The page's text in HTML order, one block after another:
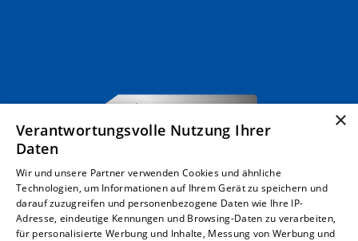
Abläufe auf Verschmutzungen
oder Verstopfungen zu überprüfen.
Auch die Ansaug- und
Ausblasöffnungen sollten geprüft
und gegebenenfalls gereinigt
werden.
×
Verantwortungsvolle Nutzung Ihrer
Daten
Wir und unsere Partner verwenden Cookies und ähnliche
Technologien, um Informationen auf Ihrem Gerät zu speichern und
darauf zuzugreifen und personenbezogene Daten wie Ihre IP-
Adresse, eindeutige Kennungen und Browsing-Daten zu verarbeiten,
für personalisierte Werbung und Inhalte, Messung von Werbung und